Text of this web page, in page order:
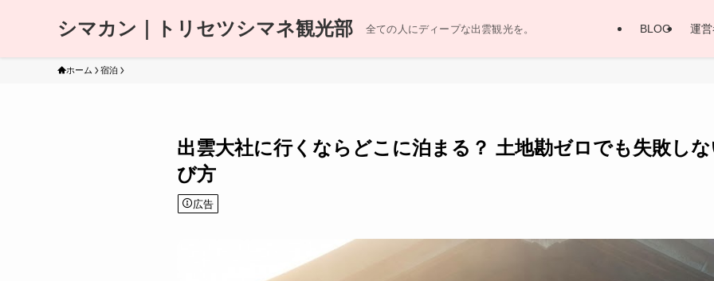
シマカン｜トリセツシマネ観光部 全ての人にディープな出雲観光を。 BLOG 運
ホーム 宿泊
出雲大社に行くならどこに泊まる？ 土地勘ゼロでも失敗し
び方
広告